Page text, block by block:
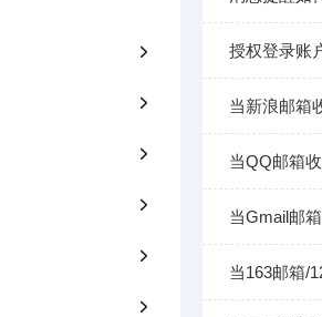






授权登录账
当新浪邮箱
当QQ邮箱
当Gmail邮
当163邮箱/